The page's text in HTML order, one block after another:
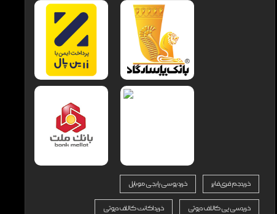
خرید جم فری فایر خرید یوسی پابجی موبایل
خرید سی پی کالاف دیوتی خرید اکانت کالاف دیوتی